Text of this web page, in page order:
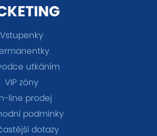
Vstupenky
utkáním
VIP zóny
line prodej
podmínky
dotazy